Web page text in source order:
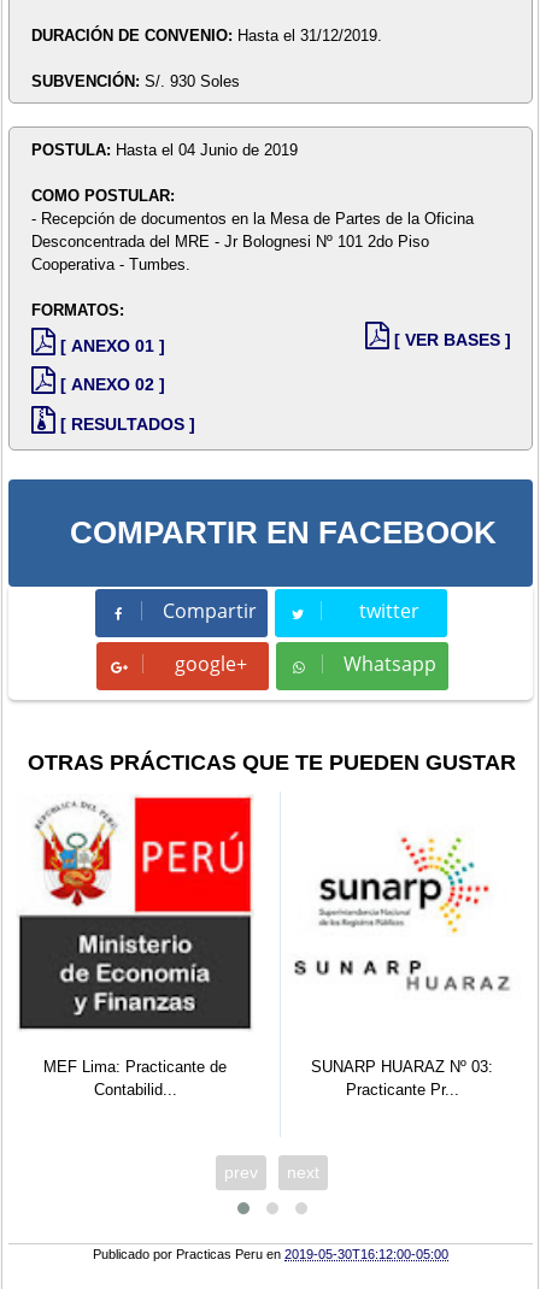
DURACIÓN DE CONVENIO: Hasta el 31/12/2019.
SUBVENCIÓN: S/. 930 Soles
POSTULA: Hasta el 04 Junio de 2019
COMO POSTULAR:
- Recepción de documentos en la Mesa de Partes de la Oficina
Desconcentrada del MRE - Jr Bolognesi Nº 101 2do Piso
Cooperativa - Tumbes.
FORMATOS:
[ ANEXO 01 ]
[ ANEXO 02 ]
[ RESULTADOS ]
[ VER BASES ]
COMPARTIR EN FACEBOOK
Compartir
Compartir twitter
Tweet
google+ Whatsapp
Whatsapp
OTRAS PRÁCTICAS QUE TE PUEDEN GUSTAR
MEF Lima: Practicante de
Contabilid...
SUNARP HUARAZ Nº 03:
Practicante Pr...
prev next
Publicado porPracticas Peru en2019-05-30T16:12:00-05:00